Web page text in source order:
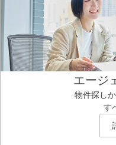
エージ
物件探し
す